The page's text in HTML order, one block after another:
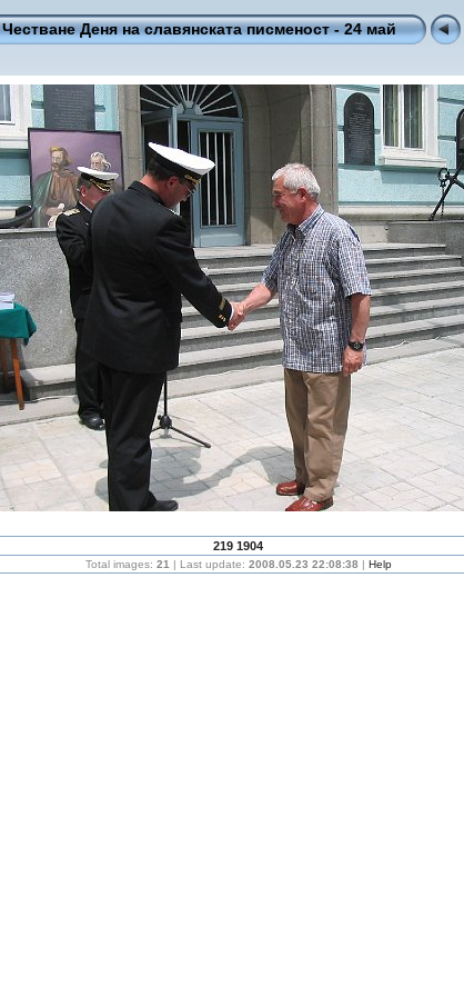
Честване Деня на славянската писменост - 24 май
219 1904
Total images: 21 | Last update: 2008.05.23 22:08:38 | Help